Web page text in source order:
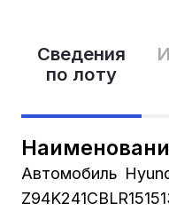
Сведения
по лоту
Автомобиль